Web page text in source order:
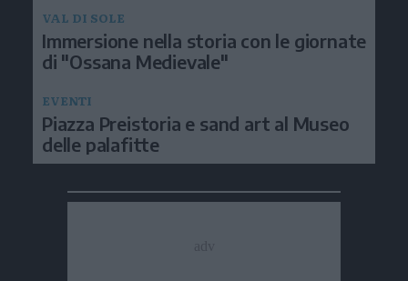
VAL DI SOLE
Immersione nella storia con le giornate
di "Ossana Medievale"
EVENTI
Piazza Preistoria e sand art al Museo
delle palafitte